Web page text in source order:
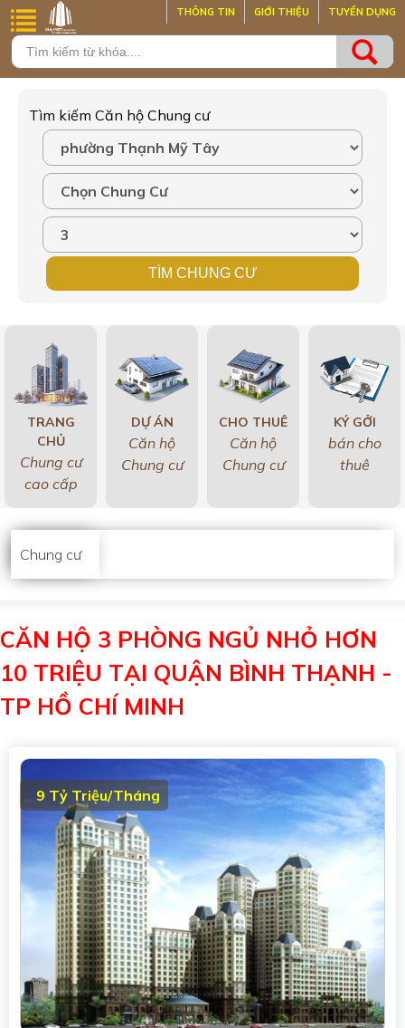
THÔNG TIN GIỚI THIỆU TUYỂN DỤNG
Tìm kiếm Căn hộ Chung cư
TRANG
CHỦ
Chung cư
cao cấp
DỰ ÁN
Căn hộ
Chung cư
CHO THUÊ
Căn hộ
Chung cư
KÝ GỞI
bán cho
thuê
Chung cư
CĂN HỘ 3 PHÒNG NGỦ NHỎ HƠN
10 TRIỆU TẠI QUẬN BÌNH THẠNH -
TP HỒ CHÍ MINH
9 Tỷ Triệu/Tháng